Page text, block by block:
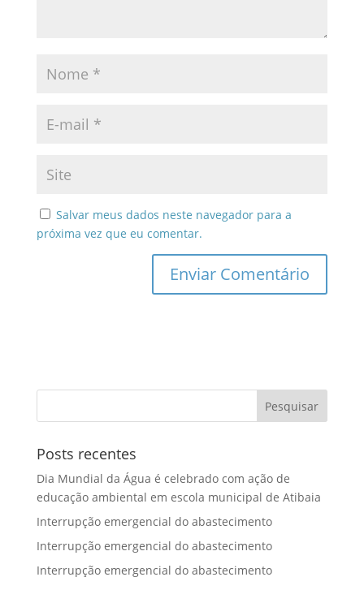
Salvar meus dados neste navegador para a
próxima vez que eu comentar.
Posts recentes
Dia Mundial da Água é celebrado com ação de
educação ambiental em escola municipal de Atibaia
Interrupção emergencial do abastecimento
Interrupção emergencial do abastecimento
Interrupção emergencial do abastecimento